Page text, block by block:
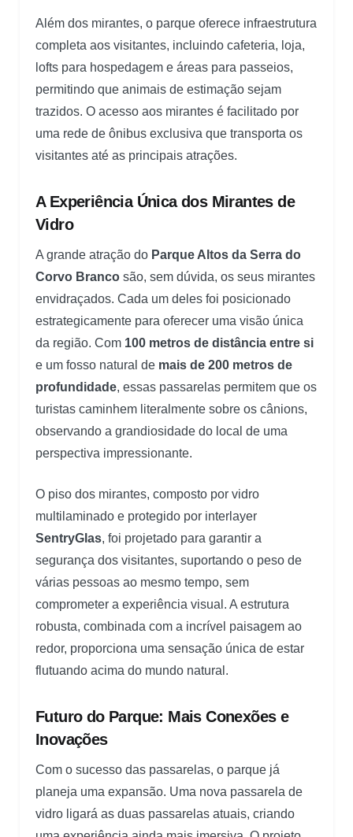
Além dos mirantes, o parque oferece infraestrutura
completa aos visitantes, incluindo cafeteria, loja,
lofts para hospedagem e áreas para passeios,
permitindo que animais de estimação sejam
trazidos. O acesso aos mirantes é facilitado por
uma rede de ônibus exclusiva que transporta os
visitantes até as principais atrações.
A Experiência Única dos Mirantes de
Vidro
A grande atração do Parque Altos da Serra do
Corvo Branco são, sem dúvida, os seus mirantes
envidraçados. Cada um deles foi posicionado
estrategicamente para oferecer uma visão única
da região. Com 100 metros de distância entre si
e um fosso natural de mais de 200 metros de
profundidade, essas passarelas permitem que os
turistas caminhem literalmente sobre os cânions,
observando a grandiosidade do local de uma
perspectiva impressionante.
O piso dos mirantes, composto por vidro
multilaminado e protegido por interlayer
SentryGlas, foi projetado para garantir a
segurança dos visitantes, suportando o peso de
várias pessoas ao mesmo tempo, sem
comprometer a experiência visual. A estrutura
robusta, combinada com a incrível paisagem ao
redor, proporciona uma sensação única de estar
flutuando acima do mundo natural.
Futuro do Parque: Mais Conexões e
Inovações
Com o sucesso das passarelas, o parque já
planeja uma expansão. Uma nova passarela de
vidro ligará as duas passarelas atuais, criando